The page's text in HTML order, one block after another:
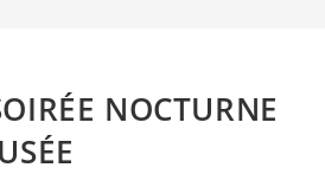
NOCTURNE